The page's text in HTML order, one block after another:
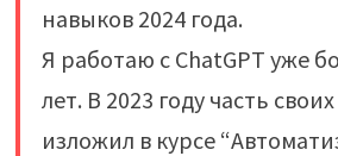
навыков 2024 года.
Я работаю с ChatGPT уже
лет. В 2023 году часть
изложил в курсе